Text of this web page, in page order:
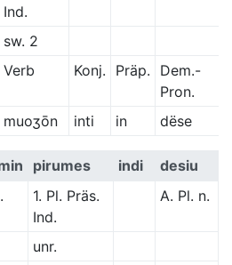
Ind.
sw. 2
Verb Konj. Präp.
Dem.-
Pron.
muoʒōn inti in dëse
pirumes indi
desiu
1. Pl. Präs.
Ind.
A. Pl. n.
unr.